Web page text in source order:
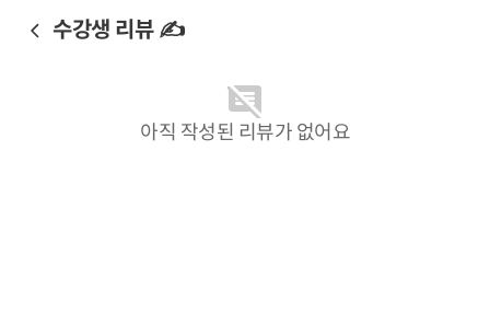
수강생 리뷰 ✍️
아직 작성된 리뷰가 없어요